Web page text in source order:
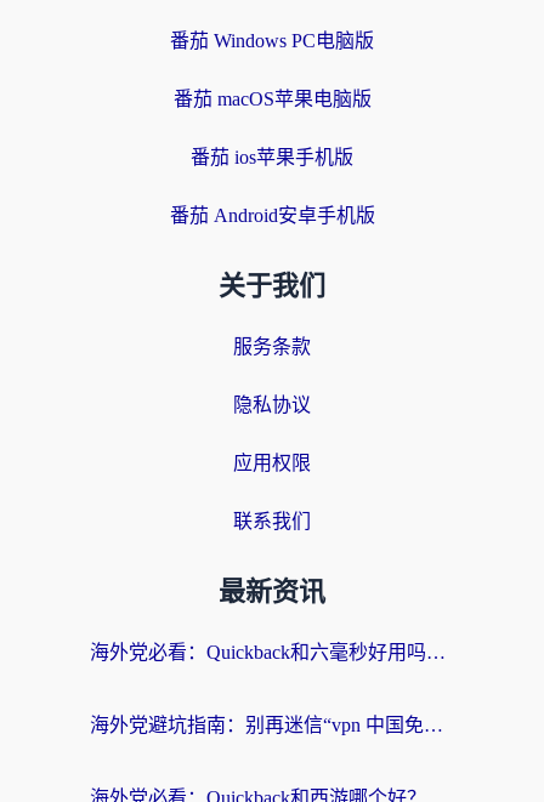
番茄 Windows PC电脑版
番茄 macOS苹果电脑版
番茄 ios苹果手机版
番茄 Android安卓手机版
关于我们
服务条款
隐私协议
应用权限
联系我们
最新资讯
海外党必看：Quickback和六毫秒好用吗？3步选对回国加速器，无缝刷国内剧玩游戏
海外党避坑指南：别再迷信“vpn 中国免费”，选对回国加速器才能无缝刷国内资源